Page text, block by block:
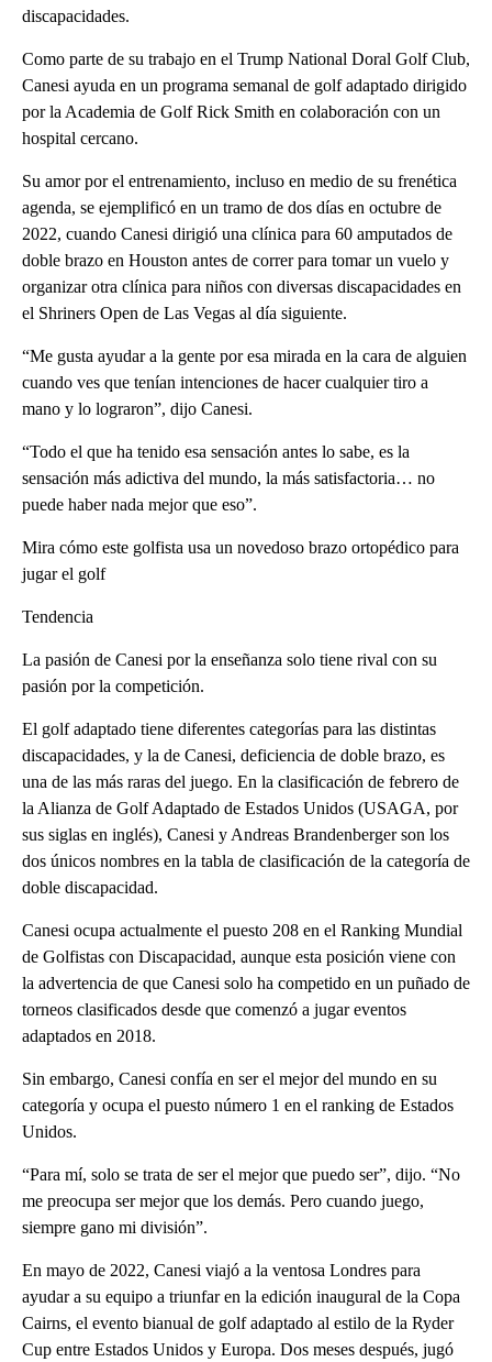
discapacidades.
Como parte de su trabajo en el Trump National Doral Golf Club,
Canesi ayuda en un programa semanal de golf adaptado dirigido
por la Academia de Golf Rick Smith en colaboración con un
hospital cercano.
Su amor por el entrenamiento, incluso en medio de su frenética
agenda, se ejemplificó en un tramo de dos días en octubre de
2022, cuando Canesi dirigió una clínica para 60 amputados de
doble brazo en Houston antes de correr para tomar un vuelo y
organizar otra clínica para niños con diversas discapacidades en
el Shriners Open de Las Vegas al día siguiente.
“Me gusta ayudar a la gente por esa mirada en la cara de alguien
cuando ves que tenían intenciones de hacer cualquier tiro a
mano y lo lograron”, dijo Canesi.
“Todo el que ha tenido esa sensación antes lo sabe, es la
sensación más adictiva del mundo, la más satisfactoria… no
puede haber nada mejor que eso”.
Mira cómo este golfista usa un novedoso brazo ortopédico para
jugar el golf
Tendencia
La pasión de Canesi por la enseñanza solo tiene rival con su
pasión por la competición.
El golf adaptado tiene diferentes categorías para las distintas
discapacidades, y la de Canesi, deficiencia de doble brazo, es
una de las más raras del juego. En la clasificación de febrero de
la Alianza de Golf Adaptado de Estados Unidos (USAGA, por
sus siglas en inglés), Canesi y Andreas Brandenberger son los
dos únicos nombres en la tabla de clasificación de la categoría de
doble discapacidad.
Canesi ocupa actualmente el puesto 208 en el Ranking Mundial
de Golfistas con Discapacidad, aunque esta posición viene con
la advertencia de que Canesi solo ha competido en un puñado de
torneos clasificados desde que comenzó a jugar eventos
adaptados en 2018.
Sin embargo, Canesi confía en ser el mejor del mundo en su
categoría y ocupa el puesto número 1 en el ranking de Estados
Unidos.
“Para mí, solo se trata de ser el mejor que puedo ser”, dijo. “No
me preocupa ser mejor que los demás. Pero cuando juego,
siempre gano mi división”.
En mayo de 2022, Canesi viajó a la ventosa Londres para
ayudar a su equipo a triunfar en la edición inaugural de la Copa
Cairns, el evento bianual de golf adaptado al estilo de la Ryder
Cup entre Estados Unidos y Europa. Dos meses después, jugó